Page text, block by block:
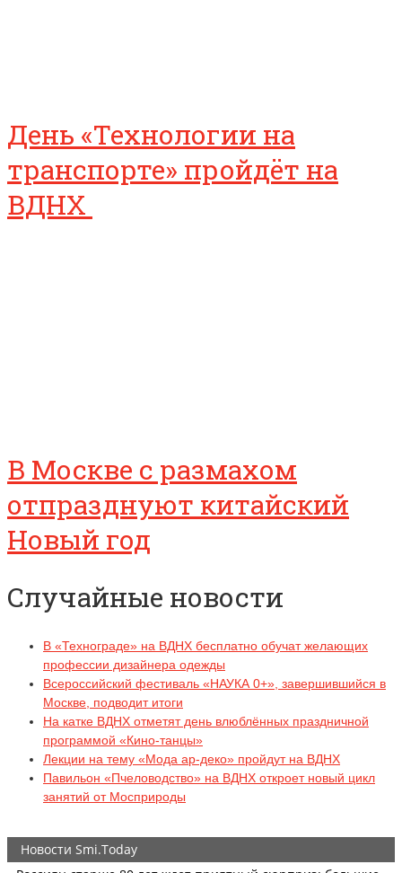
День «Технологии на
транспорте» пройдёт на
ВДНХ
В Москве с размахом
отпразднуют китайский
Новый год
Случайные новости
В «Технограде» на ВДНХ бесплатно обучат желающих
профессии дизайнера одежды
Всероссийский фестиваль «НАУКА 0+», завершившийся в
Москве, подводит итоги
На катке ВДНХ отметят день влюблённых праздничной
программой «Кино-танцы»
Лекции на тему «Мода ар-деко» пройдут на ВДНХ
Павильон «Пчеловодство» на ВДНХ откроет новый цикл
занятий от Мосприроды